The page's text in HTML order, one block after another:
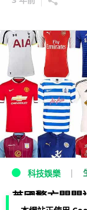
科技娛樂
英國警方關閉